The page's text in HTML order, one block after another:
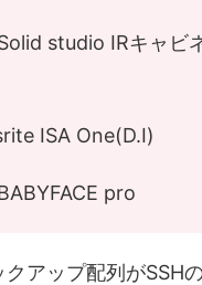
studio IRキャビ
ISA One(D.I)
pro
アップ配列がSSH